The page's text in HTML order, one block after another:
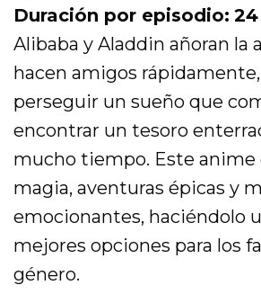
Duración por episodio:
Alibaba y Aladdin añoran la
hacen amigos
perseguir un sueño que
encontrar un tesoro
mucho tiempo. Este anime
magia, aventuras épicas y
emocionantes, haciéndolo
mejores opciones para los
género.